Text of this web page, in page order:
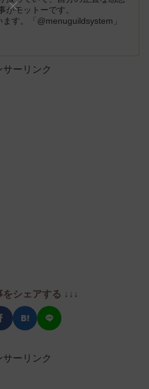
がモットーです。
ます。「@menuguildsystem」
サーリンク
をシェアする ↓↓↓
サーリンク